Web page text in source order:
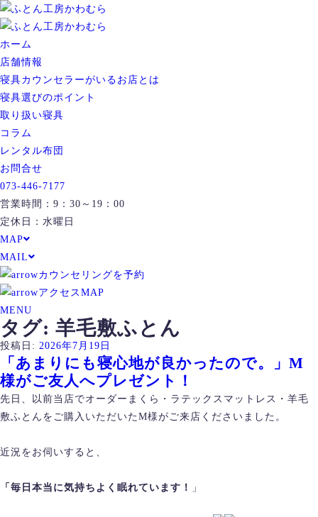
ホーム
店舗情報
寝具カウンセラーがいるお店とは
寝具選びのポイント
取り扱い寝具
コラム
レンタル布団
お問合せ
073-446-7177
営業時間：9：30～19：00
定休日：水曜日
MAP
MAIL
カウンセリングを予約
アクセスMAP
MENU
タグ: 羊毛敷ふとん
投稿日: 2026年7月19日
「あまりにも寝心地が良かったので。」M
様がご友人へプレゼント！
先日、以前当店でオーダーまくら・ラテックスマットレス・羊毛
敷ふとんをご購入いただいたM様がご来店くださいました。
近況をお伺いすると、
「毎日本当に気持ちよく眠れています！ 」